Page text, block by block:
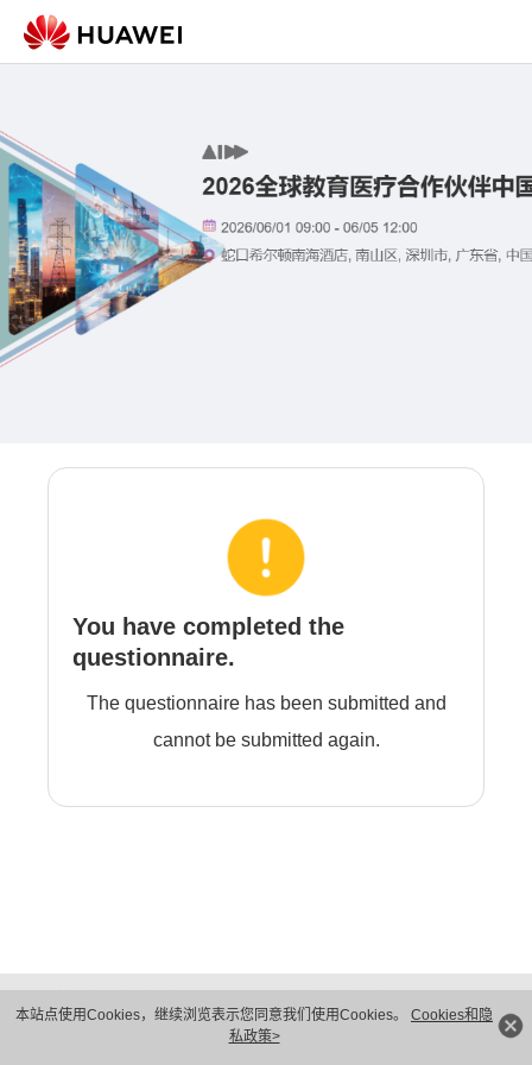
本站点使用Cookies，继续浏览表示您同意我们使用Cookies。 Cookies和隐
私政策>
You have completed the
questionnaire.
The questionnaire has been submitted and
cannot be submitted again.
隐私保护
法律声明